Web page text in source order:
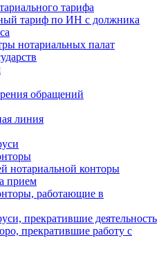
тарифа
тариф по ИН с должника
нотариальных палат
обращений
линия
нотариальной конторы
прием
работающие в
прекратившие деятельность
прекратившие работу с